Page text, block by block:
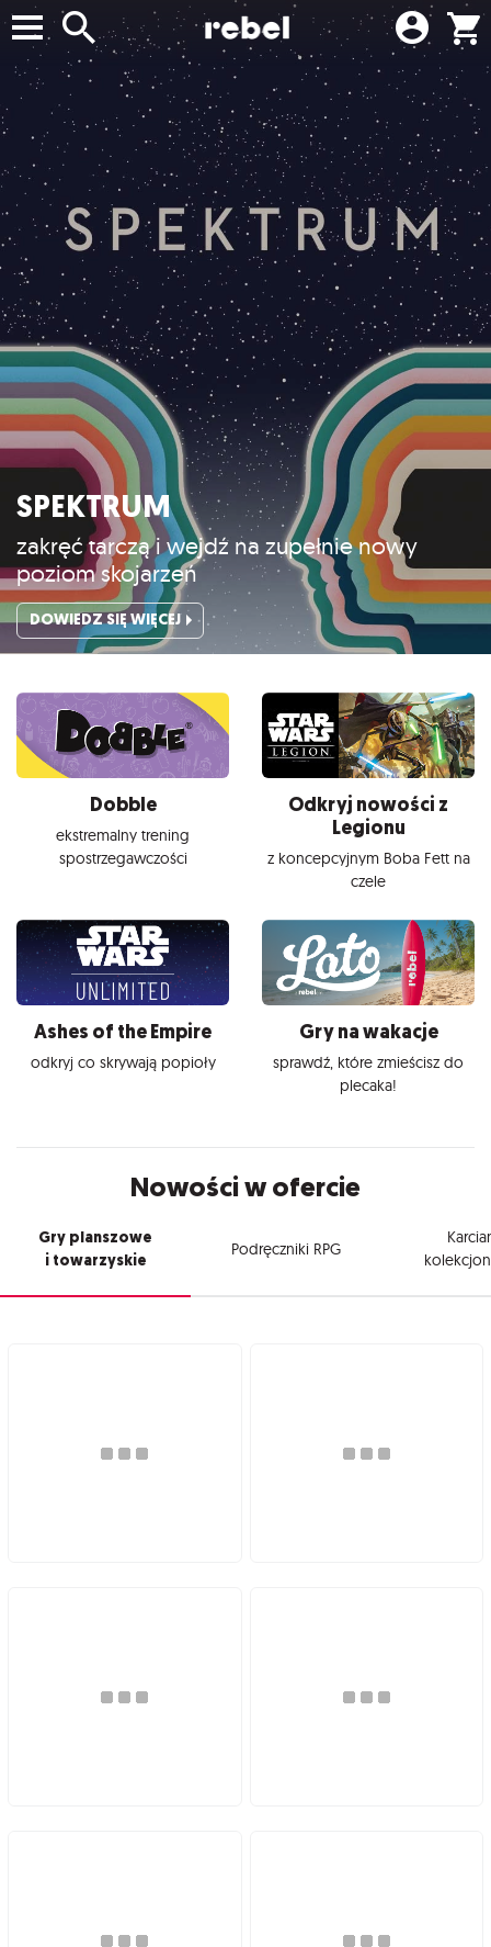
SPEKTRUM
zakręć tarczą i wejdź na zupełnie nowy
poziom skojarzeń
DOWIEDZ SIĘ WIĘCEJ
Dobble
ekstremalny trening
spostrzegawczości
Odkryj nowości z
Legionu
z koncepcyjnym Boba Fett na
czele
Ashes of the Empire
odkryj co skrywają popioły
Gry na wakacje
sprawdź, które zmieścisz do
plecaka!
Nowości w ofercie
Gry planszowe
i towarzyskie
Podręczniki RPG